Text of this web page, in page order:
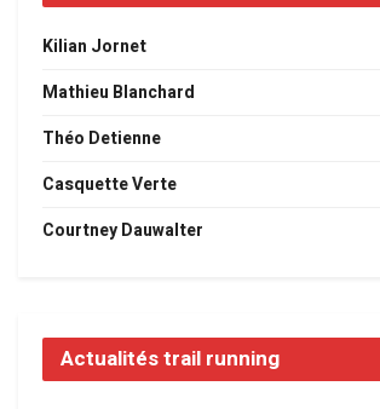
Kilian Jornet
Mathieu Blanchard
Théo Detienne
Casquette Verte
Courtney Dauwalter
Actualités trail running